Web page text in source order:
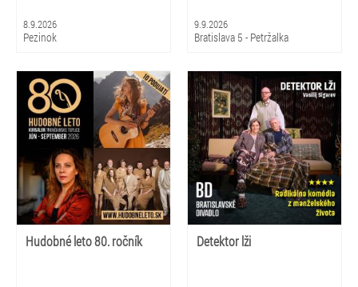
8.9.2026
Pezinok
9.9.2026
Bratislava 5 - Petržalka
Hudobné leto 80. ročník Detektor lži